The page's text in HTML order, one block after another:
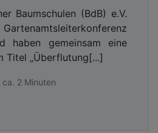
Baumschulen (BdB) e.V.
haben gemeinsam eine
Titel „Überflutung[...]
2 Minuten